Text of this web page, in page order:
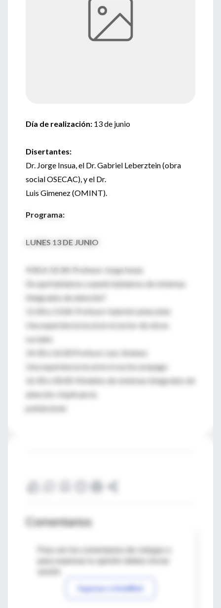
Día de realización: 13 de junio
Disertantes:
Dr. Jorge Insua, el Dr. Gabriel Leberztein (obra
social OSECAC), y el Dr.
Luis Gimenez (OMINT).
Programa:
LUNES 13 DE JUNIO
9:00 A 10:30: Profesor Jorge Insúa
De qué hablamos cuando hablamos de sistemas
integrados de atención?
11:00 a 13:00: Profesor Gabriel Leberztein
Una experiencia local en el sector de obras
sociales
14:30 a 16:00 Profesor Luis Jiménez
Una experiencia local en el sector prepago
16:30 a 18:00: Modelos de sistemas integrados de
atención. Implicancia
poblacional.
Comentarios
Para ver los comentarios de colegas o
Ingresar a IntraMed